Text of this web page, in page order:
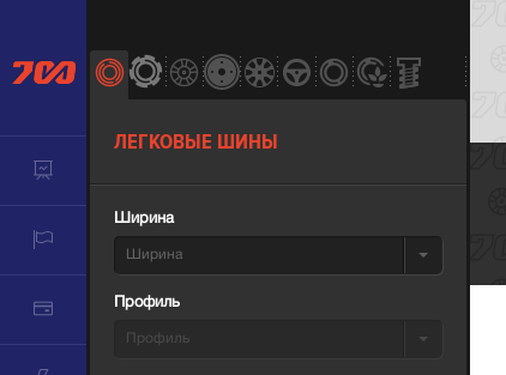
ЛЕГКОВЫЕ ШИНЫ
Ширина
Ширина
Профиль
Профиль